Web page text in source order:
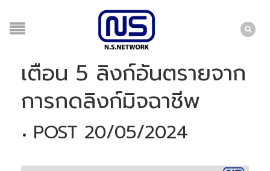
เตือน 5 ลิงก์อันตรายจาก
การกดลิงก์มิจฉาชีพ
POST 20/05/2024